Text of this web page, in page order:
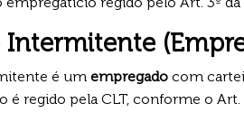
é um empregado com
é regido pela CLT, conforme o Art.